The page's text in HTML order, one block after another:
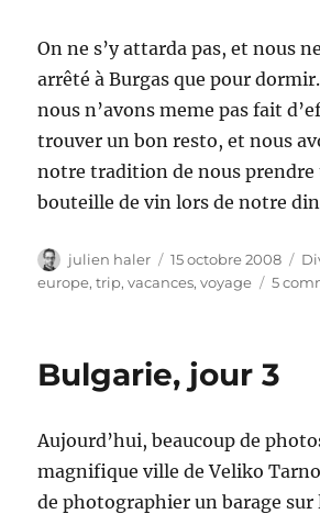
On ne s’y attarda pas, et nous
arrêté à Burgas que pour
nous n’avons meme pas fait
trouver un bon resto, et nous
notre tradition de nous prendre
bouteille de vin lors de notre
Auteur
julien haler
Publié
le
15 octobre 2008
europe,trip,vacances,voyage 5
Bulgarie, jour 3
Aujourd’hui, beaucoup de
magnifique ville de Veliko
de photographier un barage sur